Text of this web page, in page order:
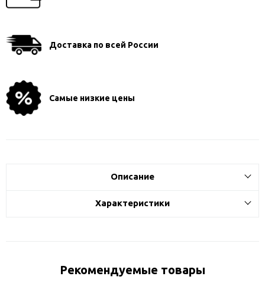
Доставка по всей России
Самые низкие цены
Описание
Характеристики
Рекомендуемые товары